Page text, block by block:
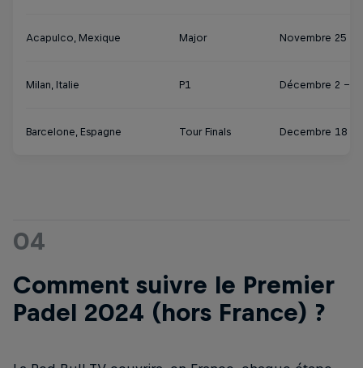
Acapulco, Mexique Major Novembre 25 –
Milan, Italie P1 Décembre 2 - 8
Barcelone, Espagne Tour Finals Decembre 18 -
04
Comment suivre le Premier
Padel 2024 (hors France) ?